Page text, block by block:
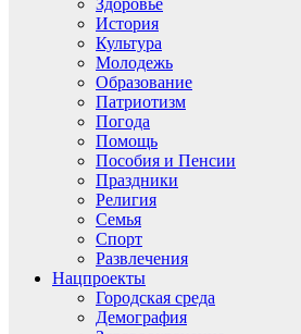
Здоровье
История
Культура
Молодежь
Образование
Патриотизм
Погода
Помощь
Пособия и Пенсии
Праздники
Религия
Семья
Спорт
Развлечения
Нацпроекты
Городская среда
Демография